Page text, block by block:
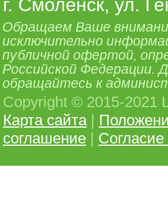
г. Смоленск, ул.
Обращаем Ваше
исключительно
публичной офертой,
Российской Федерации.
обращайтесь к
Copyright © 2015-2021
Карта сайта|
соглашение |